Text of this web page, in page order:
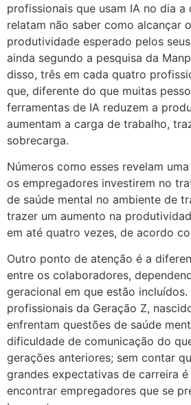
profissionais que usam IA no dia a
relatam não saber como alcançar
produtividade esperado pelos
ainda segundo a pesquisa da
disso, três em cada quatro
que, diferente do que muitas
ferramentas de IA reduzem a
aumentam a carga de trabalho,
sobrecarga.
Números como esses revelam
os empregadores investirem no
de saúde mental no ambiente de
trazer um aumento na
em até quatro vezes, de acordo
Outro ponto de atenção é a
entre os colaboradores,
geracional em que estão incluídos.
profissionais da Geração Z,
enfrentam questões de saúde
dificuldade de comunicação do
gerações anteriores; sem contar
grandes expectativas de carreira
encontrar empregadores que se